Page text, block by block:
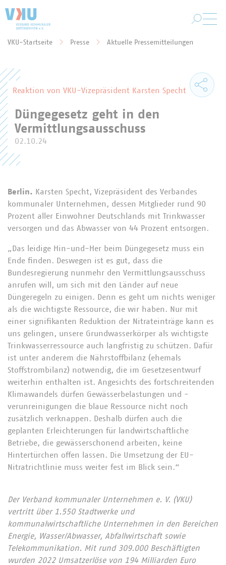
VKU-Startseite Presse Aktuelle Pressemitteilungen
Reaktion von VKU-Vizepräsident Karsten Specht
Düngegesetz geht in den
Vermittlungsausschuss
02.10.24
Berlin. Karsten Specht, Vizepräsident des Verbandes
kommunaler Unternehmen, dessen Mitglieder rund 90
Prozent aller Einwohner Deutschlands mit Trinkwasser
versorgen und das Abwasser von 44 Prozent entsorgen.
„Das leidige Hin-und-Her beim Düngegesetz muss ein
Ende finden. Deswegen ist es gut, dass die
Bundesregierung nunmehr den Vermittlungsausschuss
anrufen will, um sich mit den Länder auf neue
Düngeregeln zu einigen. Denn es geht um nichts weniger
als die wichtigste Ressource, die wir haben. Nur mit
einer signifikanten Reduktion der Nitrateinträge kann es
uns gelingen, unsere Grundwasserkörper als wichtigste
Trinkwasserressource auch langfristig zu schützen. Dafür
ist unter anderem die Nährstoffbilanz (ehemals
Stoffstrombilanz) notwendig, die im Gesetzesentwurf
weiterhin enthalten ist. Angesichts des fortschreitenden
Klimawandels dürfen Gewässerbelastungen und -
verunreinigungen die blaue Ressource nicht noch
zusätzlich verknappen. Deshalb dürfen auch die
geplanten Erleichterungen für landwirtschaftliche
Betriebe, die gewässerschonend arbeiten, keine
Hintertürchen offen lassen. Die Umsetzung der EU-
Nitratrichtlinie muss weiter fest im Blick sein.“
Der Verband kommunaler Unternehmen e. V. (VKU)
vertritt über 1.550 Stadtwerke und
kommunalwirtschaftliche Unternehmen in den Bereichen
Energie, Wasser/Abwasser, Abfallwirtschaft sowie
Telekommunikation. Mit rund 309.000 Beschäftigten
wurden 2022 Umsatzerlöse von 194 Milliarden Euro